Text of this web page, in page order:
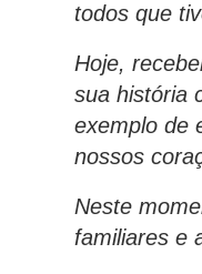
todos que
Hoje,
sua história
exemplo de
nossos
Neste
familiares e